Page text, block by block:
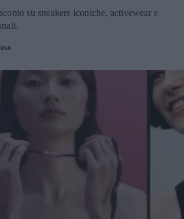
su sneakers iconiche, activewear e